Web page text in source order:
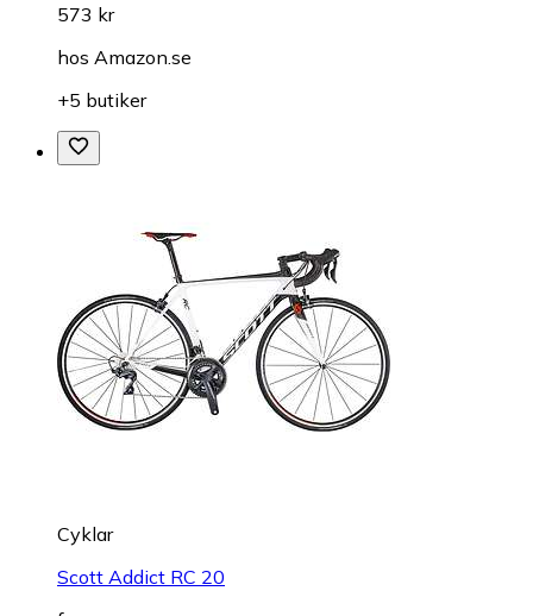
573 kr
hos Amazon.se
+5 butiker
Cyklar
Scott Addict RC 20